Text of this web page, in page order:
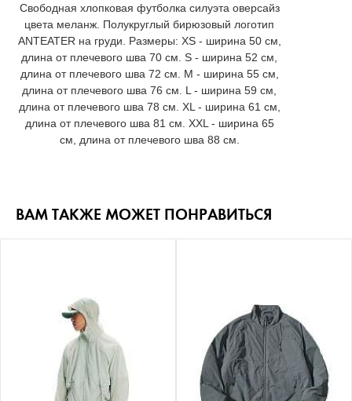
Свободная хлопковая футболка силуэта оверсайз
цвета меланж. Полукруглый бирюзовый логотип
ANTEATER на груди. Размеры: XS - ширина 50 см,
длина от плечевого шва 70 см. S - ширина 52 см,
длина от плечевого шва 72 см. M - ширина 55 см,
длина от плечевого шва 76 см. L - ширина 59 см,
длина от плечевого шва 78 см. XL - ширина 61 см,
длина от плечевого шва 81 см. XXL - ширина 65
см, длина от плечевого шва 88 см.
ВАМ ТАКЖЕ МОЖЕТ ПОНРАВИТЬСЯ